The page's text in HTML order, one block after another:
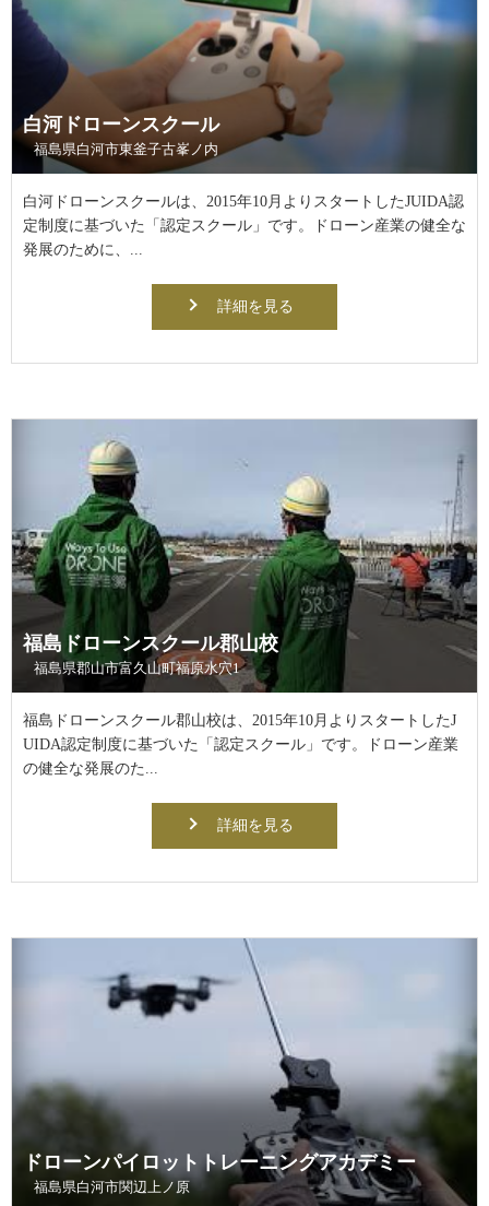
白河ドローンスクール
福島県白河市東釜子古峯ノ内
白河ドローンスクールは、2015年10月よりスタートしたJUIDA認
定制度に基づいた「認定スクール」です。ドローン産業の健全な
発展のために、...
詳細を見る
福島ドローンスクール郡山校
福島県郡山市富久山町福原水穴1
福島ドローンスクール郡山校は、2015年10月よりスタートしたJ
UIDA認定制度に基づいた「認定スクール」です。ドローン産業
の健全な発展のた...
詳細を見る
ドローンパイロットトレーニングアカデミー
福島県白河市関辺上ノ原